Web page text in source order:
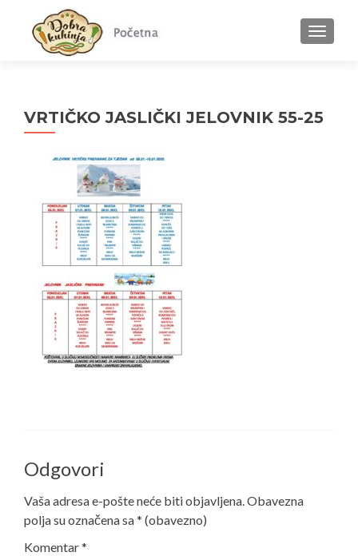
MENU
VRTIČKO JASLIČKI JELOVNIK 55-25
Odgovori
Vaša adresa e-pošte neće biti objavljena.Obavezna
polja su označena sa* (obavezno)
Komentar*